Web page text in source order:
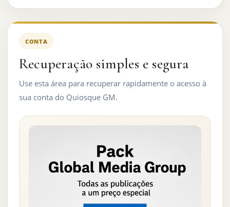
CONTA
Recuperação simples e segura
Use esta área para recuperar rapidamente o acesso à
sua conta do Quiosque GM.